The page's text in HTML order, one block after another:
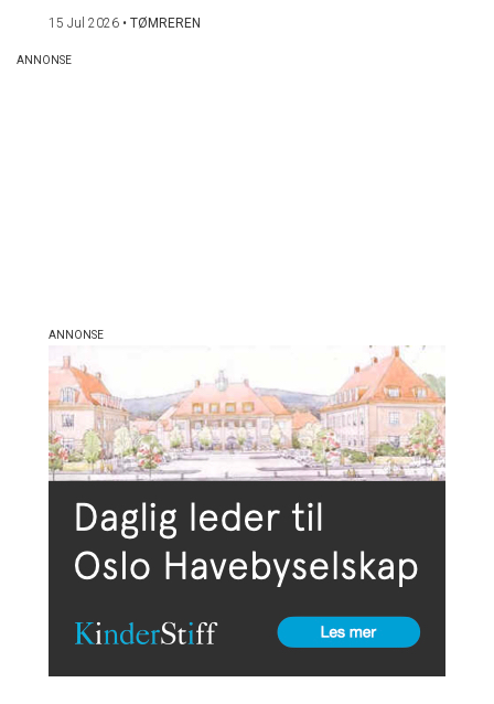
15 Jul 2026 • TØMREREN